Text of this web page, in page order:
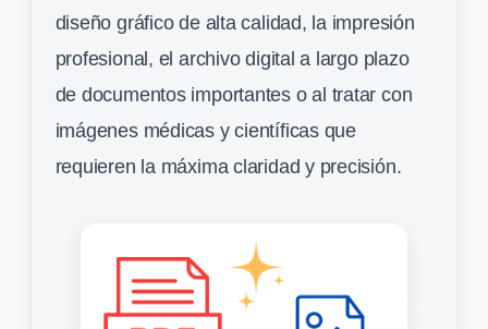
diseño gráfico de alta calidad, la impresión
profesional, el archivo digital a largo plazo
de documentos importantes o al tratar con
imágenes médicas y científicas que
requieren la máxima claridad y precisión.